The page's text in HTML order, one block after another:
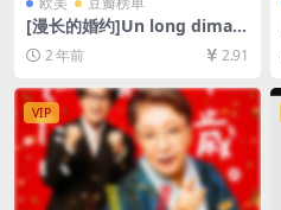
[漫长的婚约]Un long diman
che de fiançailles (2004)[百
度网盘+夸克网盘1080P超清
未删减资源][网盘在线播放/下
载][MP4/8.6GB][中文字幕]
2 年前 2.91
VIP